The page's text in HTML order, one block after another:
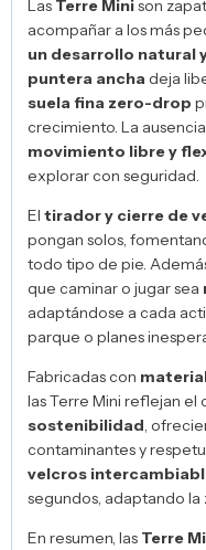
Las Terre Minison
acompañar a los más
un desarrollo natural
puntera ancha deja
suela fina zero-drop
crecimiento. La
movimiento libre y
explorar con seguridad.
El tirador y cierre de
pongan solos,
todo tipo de pie.
que caminar o jugar sea
adaptándose a cada
parque o planes
Fabricadas con
las Terre Mini reflejan el
sostenibilidad,
contaminantes y
velcros
segundos, adaptando la
En resumen, las Terre